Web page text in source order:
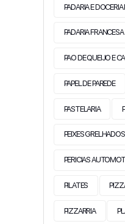
PADARIA E
PADARIA FRANCESA
PAO DE QUEIJO E
PAPEL DE PAREDE
PASTELARIA
PEIXES GRELHADOS
PERICIAS
PILATES
PIZZARRIA